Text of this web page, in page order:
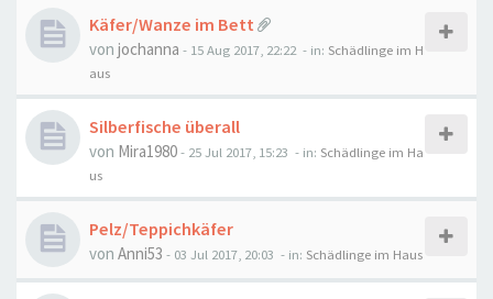
Käfer/Wanze im Bett
von jochanna - 15 Aug 2017, 22:22 - in: Schädlinge im H
aus
Silberfische überall
von Mira1980- 25 Jul 2017, 15:23 - in: Schädlinge im Ha
us
Pelz/Teppichkäfer
von Anni53 - 03 Jul 2017, 20:03 - in: Schädlinge im Haus